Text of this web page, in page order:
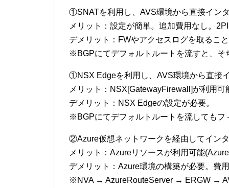
①SNATを利用し、AVS環境から直接イン
メリット：設定が簡単。追加費用なし。
デメリット：FWやアクセスログを取るこ
※BGPにてデフォルトルートを流すと、そ
①NSX Edgeを利用し、AVS環境から直接
メリット：NSX[GatewayFirewall]が利用
デメリット：NSX Edgeの設定が必要。
※BGPにてデフォルトルートを流してもフ
②Azure仮想ネットワークを経由してイン
メリット：Azureリソースが利用可能
デメリット：Azure環境の構築が必要。費
※NVA → AzureRouteServer → ERGW →